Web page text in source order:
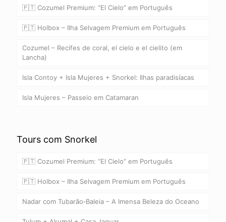
🇵🇹 Cozumel Premium: “El Cielo” em Português
🇵🇹 Holbox – Ilha Selvagem Premium em Português
Cozumel – Recifes de coral, el cielo e el cielito (em
Lancha)
Isla Contoy + Isla Mujeres + Snorkel: Ilhas paradisíacas
Isla Mujeres – Passeio em Catamaran
Tours com Snorkel
🇵🇹 Cozumel Premium: “El Cielo” em Português
🇵🇹 Holbox – Ilha Selvagem Premium em Português
Nadar com Tubarão‑Baleia – A Imensa Beleza do Oceano